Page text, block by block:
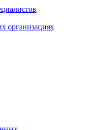
организациях